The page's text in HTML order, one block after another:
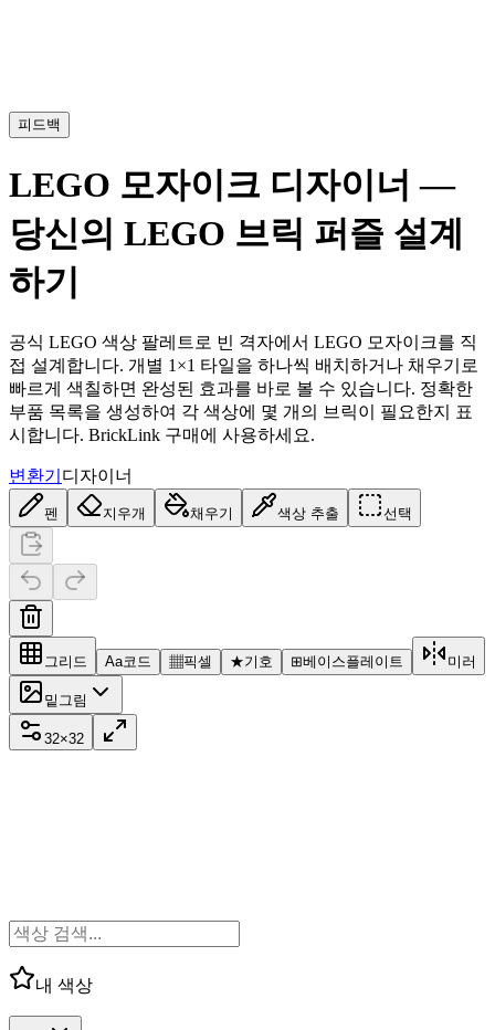
피드백
LEGO 모자이크 디자이너 —
당신의 LEGO 브릭 퍼즐 설계
하기
공식 LEGO 색상 팔레트로 빈 격자에서 LEGO 모자이크를 직
접 설계합니다. 개별 1×1 타일을 하나씩 배치하거나 채우기로
빠르게 색칠하면 완성된 효과를 바로 볼 수 있습니다. 정확한
부품 목록을 생성하여 각 색상에 몇 개의 브릭이 필요한지 표
시합니다. BrickLink 구매에 사용하세요.
변환기 디자이너
펜 지우개 채우기 색상 추출 선택
그리드 Aa코드 ▦픽셀 ★기호 ⊞베이스플레이트 미러
밑그림
32×32
내 색상